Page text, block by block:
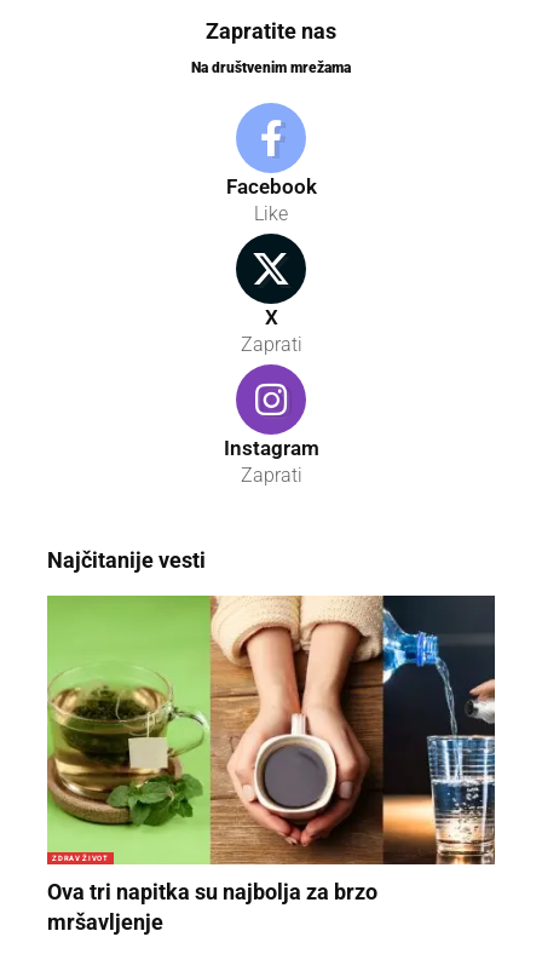
Zapratite nas
Na društvenim mrežama
Facebook
Like
X
Zaprati
Instagram
Zaprati
Najčitanije vesti
ZDRAV ŽIVOT
Ova tri napitka su najbolja za brzo
mršavljenje